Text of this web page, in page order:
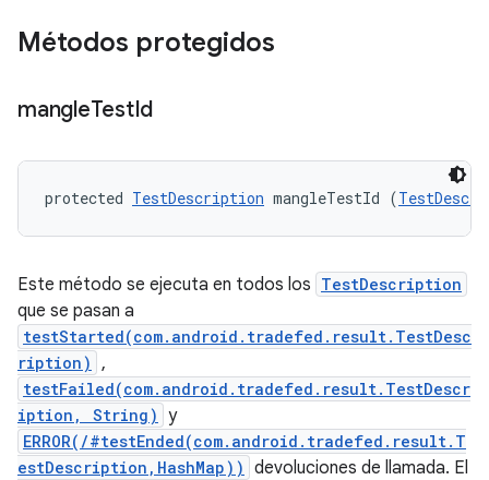
Métodos protegidos
mangleTestId
protected TestDescription mangleTestId (
Este método se ejecuta en todos los TestDescription
que se pasan a
testStarted(com.android.tradefed.result.TestDesc
ription) ,
testFailed(com.android.tradefed.result.TestDescr
iption, String) y
ERROR(/#testEnded(com.android.tradefed.result.T
estDescription,HashMap)) devoluciones de llamada. El